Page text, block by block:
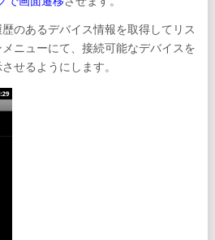
のあるデバイス情報を取得してリス
ニューにて、接続可能なデバイスを
せるようにします。